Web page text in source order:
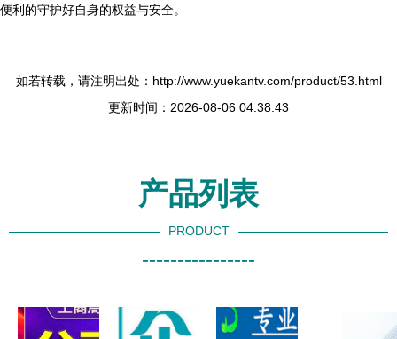
便利的守护好自身的权益与安全。
如若转载，请注明出处：http://www.yuekantv.com/product/53.html
更新时间：2026-08-06 04:38:43
产品列表
PRODUCT
----------------